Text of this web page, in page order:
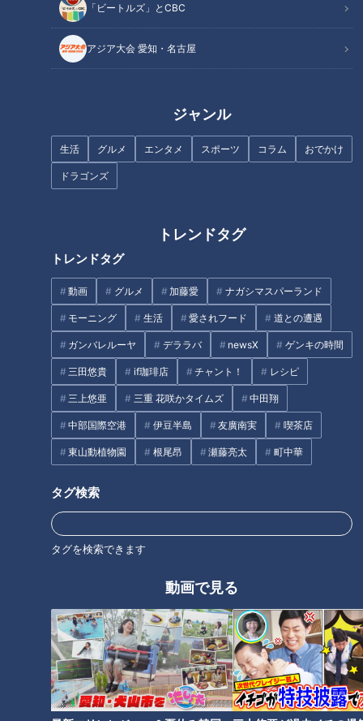
「ビートルズ」とCBC
アジア大会 愛知・名古屋
ジャンル
生活 グルメ エンタメ スポーツ コラム おでかけ
ドラゴンズ
トレンドタグ
トレンドタグ
動画 グルメ 加藤愛 ナガシマスパーランド
モーニング 生活 愛されフード 道との遭遇
ガンバレルーヤ デララバ newsX ゲンキの時間
三田悠貴 if珈琲店 チャント！ レシピ
三上悠亜 三重 花咲かタイムズ 中田翔
中部国際空港 伊豆半島 友廣南実 喫茶店
東山動植物園 根尾昂 瀬藤亮太 町中華
タグ検索
タグを検索できます
動画で見る
子ども用のお菓子も…世帯ごとの事情に合わせて食料支援
年々減る物資の寄付…3割も減少
“働く貧困層” 物価高で生活苦に
「3日前から米が一粒もなくなり…本当に感謝しかない」
「一番おいしい新米を食べてほしい」1トン寄付の農家も
「『おかわりしていいよ』の一言が言えない状況でした
が…」
フードバンクはひとり親の「命綱」
生活困窮者への“炊き出し”にも物価高の影響
インフレに物価高… 広がり続ける貧困
子ども用のお菓子も…世帯ごとの事情に合わせて
名古屋市北区の「セカンドハーベスト名古屋」。企業や個人か
ら寄付される食料を支援が必要な人たちに届けるNPO。いわ
ゆる「フードバンク」です。昨年末の12月25日に取材すると…
（松岡理事）「こちらが個人支援になります」